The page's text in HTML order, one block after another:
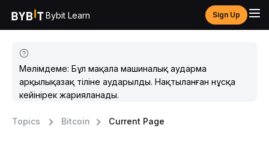
Bybit Learn Sign Up
Мәлімдеме: Бұл мақала машиналық аударма
арқылықазақ тіліне аударылды. Нақтыланған нұсқа
кейінірек жарияланады.
Topics Bitcoin Current Page